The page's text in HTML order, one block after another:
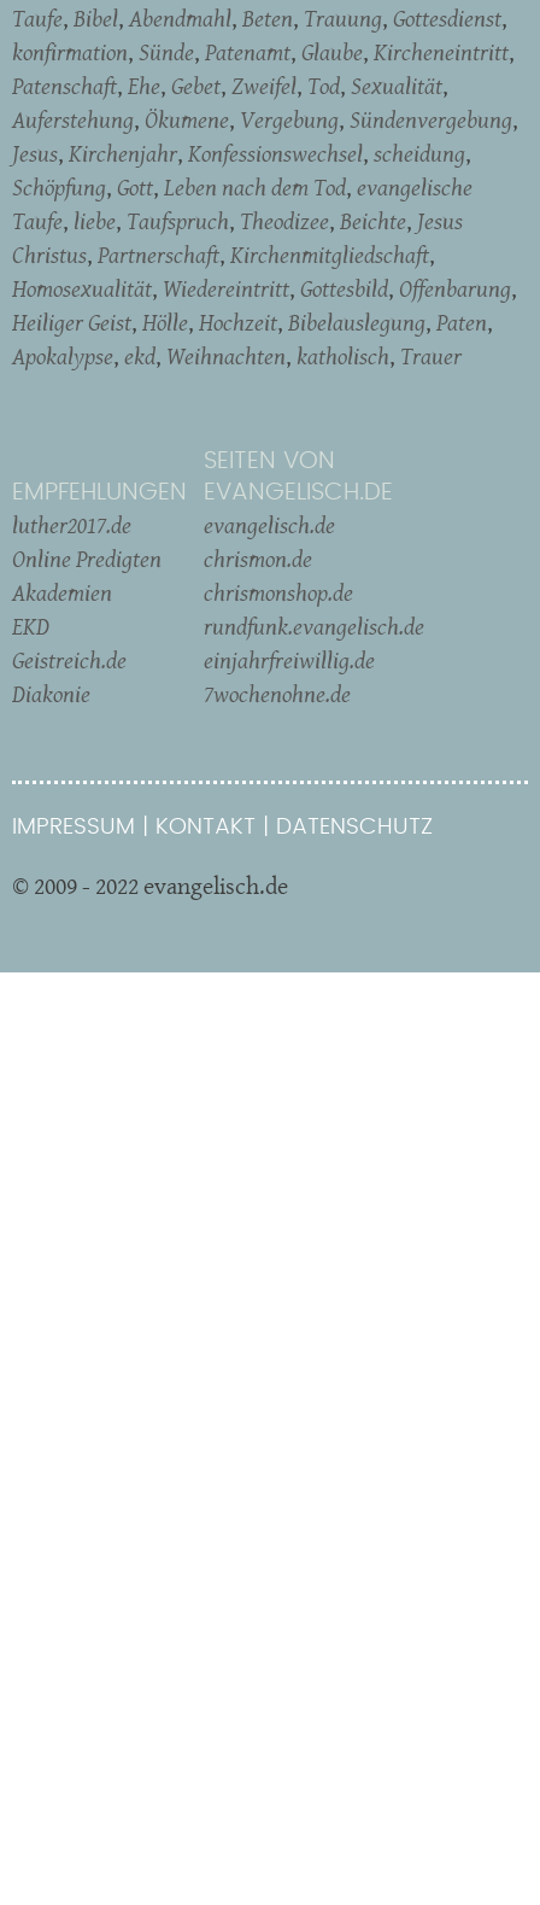
Taufe Bibel Abendmahl Beten Trauung Gottesdienst
konfirmation Sünde Patenamt Glaube Kircheneintritt
Patenschaft Ehe Gebet Zweifel Tod Sexualität
Auferstehung Ökumene Vergebung Sündenvergebung
Jesus Kirchenjahr Konfessionswechsel scheidung
Schöpfung Gott Leben nach dem Tod evangelische
Taufe liebe Taufspruch Theodizee Beichte Jesus
Christus Partnerschaft Kirchenmitgliedschaft
Homosexualität Wiedereintritt Gottesbild Offenbarung
Heiliger Geist Hölle Hochzeit Bibelauslegung Paten
Apokalypse ekd Weihnachten katholisch Trauer
EMPFEHLUNGEN
luther2017.de
Online Predigten
Akademien
EKD
Geistreich.de
Diakonie
SEITEN VON
EVANGELISCH.DE
evangelisch.de
chrismon.de
chrismonshop.de
rundfunk.evangelisch.de
einjahrfreiwillig.de
7wochenohne.de
IMPRESSUM KONTAKT DATENSCHUTZ
© 2009 - 2022 evangelisch.de